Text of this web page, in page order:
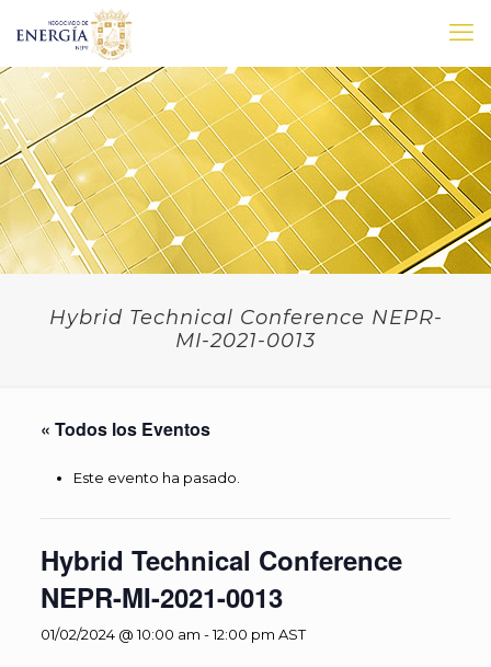
Hybrid Technical Conference NEPR-
MI-2021-0013
« Todos los Eventos
Este evento ha pasado.
Hybrid Technical Conference
NEPR-MI-2021-0013
01/02/2024 @ 10:00 am -12:00 pm AST